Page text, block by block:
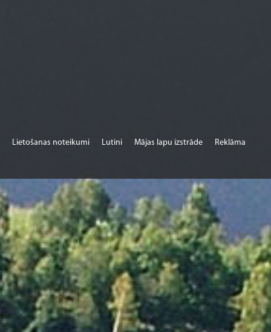
Lietošanas noteikumi Lutini Mājas lapu izstrāde Reklāma